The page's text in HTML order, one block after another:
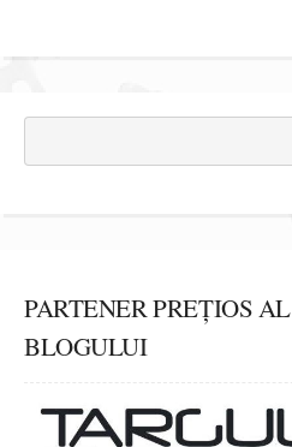
PARTENER PREȚIOS AL
BLOGULUI